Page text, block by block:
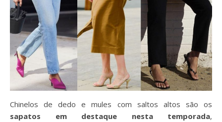
Chinelos de dedo e mules com saltos altos são os
sapatos em destaque nesta temporada,